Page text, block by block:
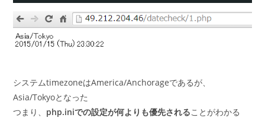
システムtimezoneはAmerica/Anchorageであるが、
Asia/Tokyoとなった
つまり、 php.iniでの設定が何よりも優先されることがわかる